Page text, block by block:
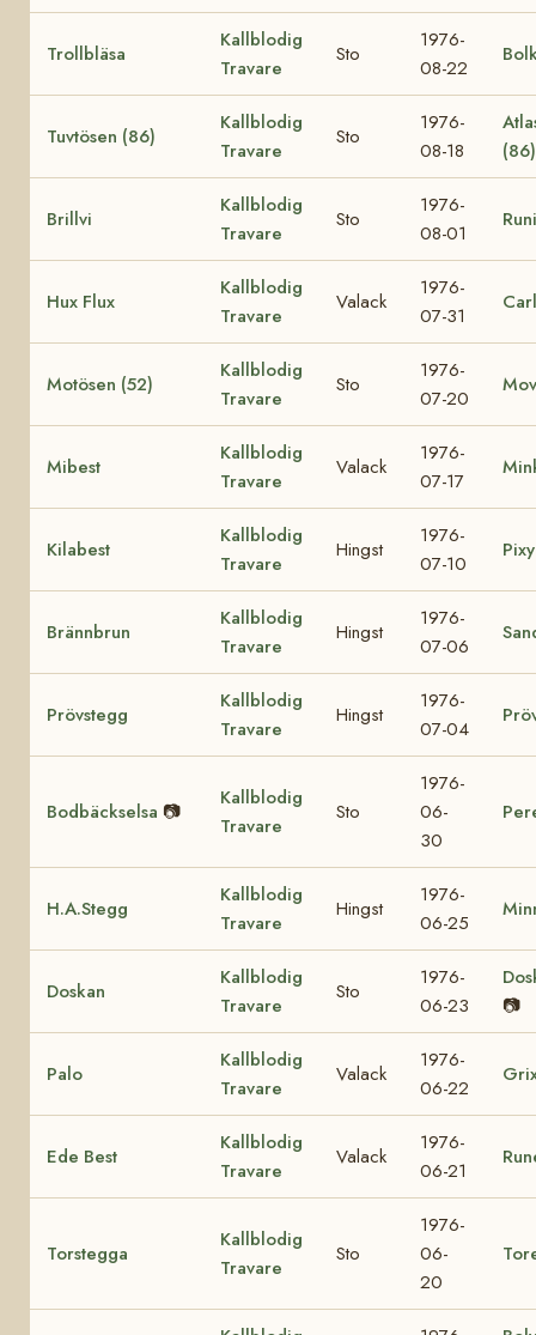
Trollbläsa
Kallblodig
Travare
Sto
1976-
08-22
Tuvtösen (86)
Kallblodig
Travare
Sto
1976-
08-18
Brillvi
Kallblodig
Travare
Sto
1976-
08-01
Hux Flux
Kallblodig
Travare
Valack
1976-
07-31
Motösen (52)
Kallblodig
Travare
Sto
1976-
07-20
Mibest
Kallblodig
Travare
Valack
1976-
07-17
Kilabest
Kallblodig
Travare
Hingst
1976-
07-10
Pixy
Brännbrun
Kallblodig
Travare
Hingst
1976-
07-06
Prövstegg
Kallblodig
Travare
Hingst
1976-
07-04
Bodbäckselsa 📷
Kallblodig
Travare
Sto
1976-
06-
30
H.A.Stegg
Kallblodig
Travare
Hingst
1976-
06-25
Doskan
Kallblodig
Travare
Sto
1976-
06-23
📷
Palo
Kallblodig
Travare
Valack
1976-
06-22
Ede Best
Kallblodig
Travare
Valack
1976-
06-21
Torstegga
Kallblodig
Travare
Sto
1976-
06-
20